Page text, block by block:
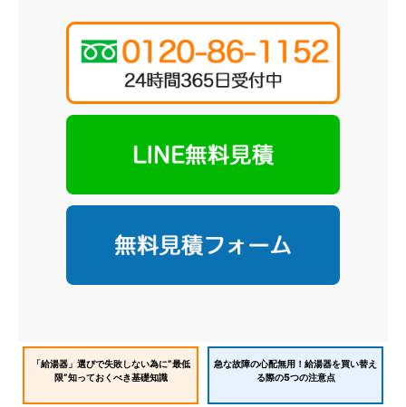
「給湯器」選びで失敗しない為に”最低
限”知っておくべき基礎知識
急な故障の心配無用！給湯器を買い替え
る際の5つの注意点